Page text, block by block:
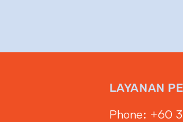
LAYANAN
Phone: ‭+60